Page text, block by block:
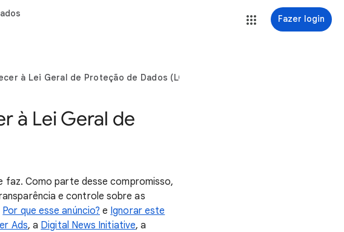
Fazer login
à Lei Geral de Proteção de Dados (LGPD)
à Lei Geral de
faz. Como parte desse compromisso,
e controle sobre as
Por que esse anúncio? e Ignorar este
Ads, a Digital News Initiative, a